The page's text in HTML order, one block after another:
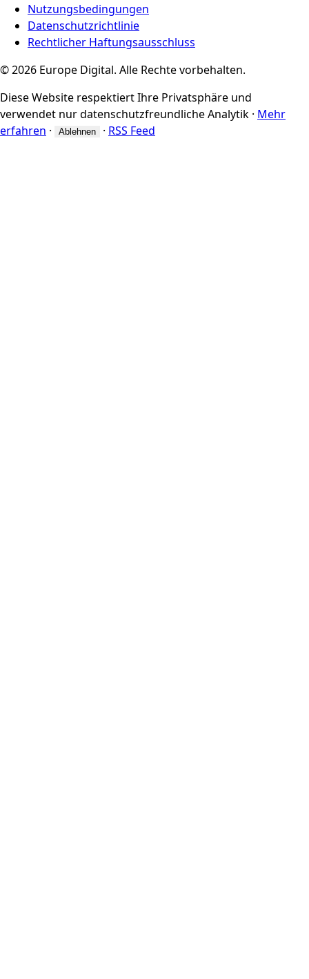
Nutzungsbedingungen
Datenschutzrichtlinie
Rechtlicher Haftungsausschluss
© 2026 Europe Digital. Alle Rechte vorbehalten.
Diese Website respektiert Ihre Privatsphäre und
verwendet nur datenschutzfreundliche Analytik · Mehr
erfahren · Ablehnen · RSS Feed